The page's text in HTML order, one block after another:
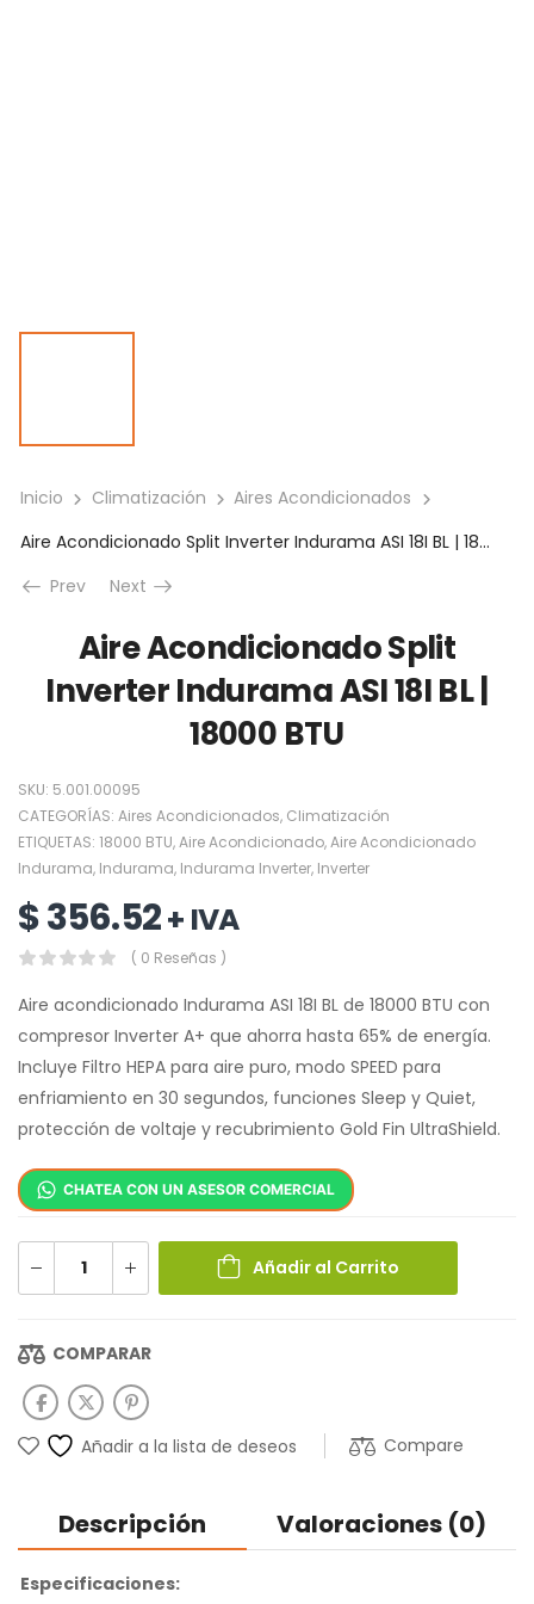
Inicio Climatización
Aires Acondicionados
Aire Acondicionado Split Inverter Indurama ASI 18I BL | 18000 BTU
Prev
Next
Aire Acondicionado Split
Inverter Indurama ASI 18I BL |
18000 BTU
SKU: 5.001.00095
CATEGORÍAS: Aires Acondicionados, Climatización
ETIQUETAS: 18000 BTU,Aire Acondicionado,Aire Acondicionado
Indurama, Indurama, Indurama Inverter, Inverter
$356.52+ IVA
( 0 Reseñas )
Aire acondicionado Indurama ASI 18I BL de 18000 BTU con
compresor Inverter A+ que ahorra hasta 65% de energía.
Incluye Filtro HEPA para aire puro, modo SPEED para
enfriamiento en 30 segundos, funciones Sleep y Quiet,
protección de voltaje y recubrimiento Gold Fin UltraShield.
CHATEA CON UN ASESOR COMERCIAL
Añadir al Carrito
COMPARAR
Añadir a la lista de deseos Compare
Descripción Valoraciones (0)
Especificaciones: